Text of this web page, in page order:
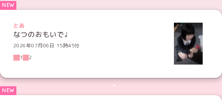
とあ
なつのおもいで♩
2026年07月06日 15時45分
1
2